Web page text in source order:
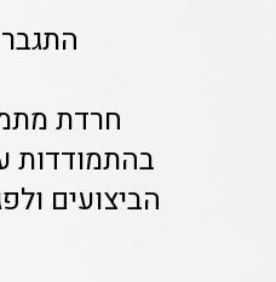
חרדת
בהתמודדות
הביצועים